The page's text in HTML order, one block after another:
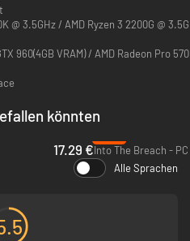
das angreifende Imperium fällt
J5T-1N in die nächste Dimension
deine gesammelte Erfahrung
hat, den Kampf zu gewinnen. Jede
@ 3.5GHz / AMD Ryzen 3 2200G @
960(4GB VRAM) / AMD Radeon Pro 570
könnten
17.29 €Into The Breach -
Alle Sprachen